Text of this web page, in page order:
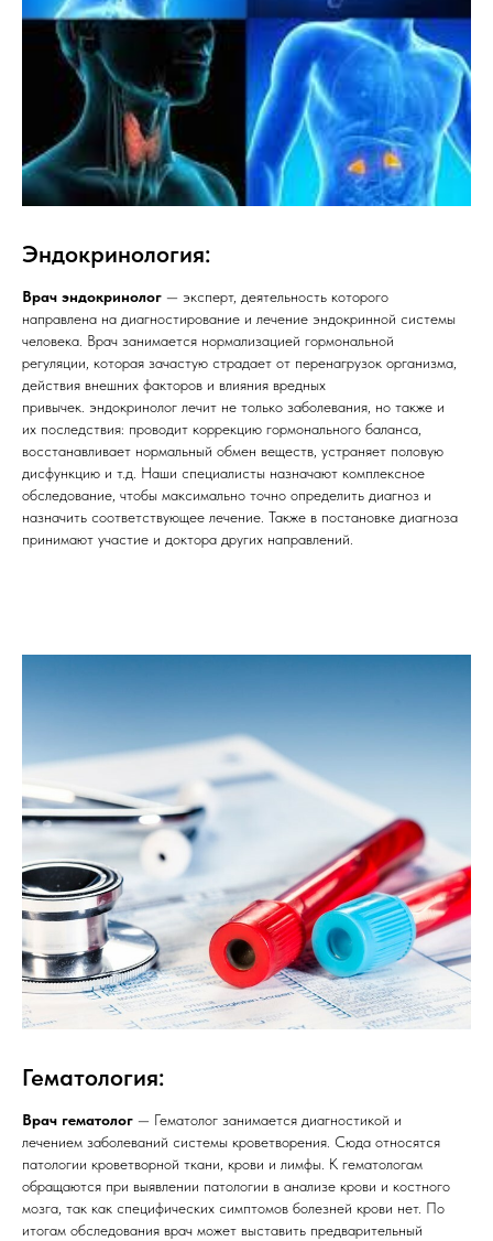
Эндокринология:
Врач эндокринолог — эксперт, деятельность которого
направлена на диагностирование и лечение эндокринной системы
человека. Врач занимается нормализацией гормональной
регуляции, которая зачастую страдает от перенагрузок организма,
действия внешних факторов и влияния вредных
привычек. эндокринолог лечит не только заболевания, но также и
их последствия: проводит коррекцию гормонального баланса,
восстанавливает нормальный обмен веществ, устраняет половую
дисфункцию и т.д. Наши специалисты назначают комплексное
обследование, чтобы максимально точно определить диагноз и
назначить соответствующее лечение. Также в постановке диагноза
принимают участие и доктора других направлений.
Гематология:
Врач гематолог — Гематолог занимается диагностикой и
лечением заболеваний системы кроветворения. Сюда относятся
патологии кроветворной ткани, крови и лимфы. К гематологам
обращаются при выявлении патологии в анализе крови и костного
мозга, так как специфических симптомов болезней крови нет. По
итогам обследования врач может выставить предварительный